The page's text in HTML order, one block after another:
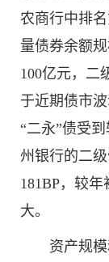
农商行中排
量债券余额
100亿元，二
于近期债市
“二永”债受
州银行的二
181BP，较
大。
资产规